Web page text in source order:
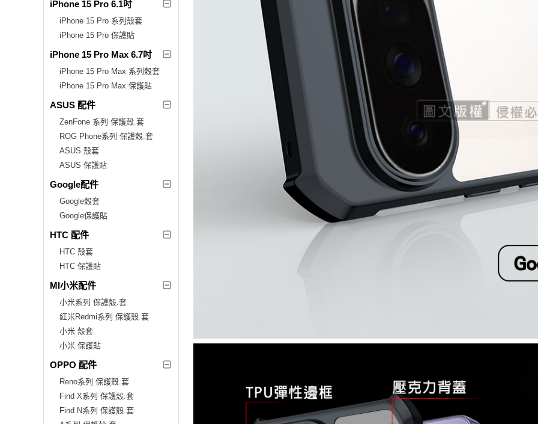
iPhone 15 Pro 6.1吋
iPhone 15 Pro 系列殼套
iPhone 15 Pro 保護貼
iPhone 15 Pro Max 6.7吋
iPhone 15 Pro Max 系列殼套
iPhone 15 Pro Max 保護貼
ASUS 配件
ZenFone 系列 保護殼.套
ROG Phone系列 保護殼.套
ASUS 殼套
ASUS 保護貼
Google配件
Google殼套
Google保護貼
HTC 配件
HTC 殼套
HTC 保護貼
MI小米配件
小米系列 保護殼.套
紅米Redmi系列 保護殼.套
小米 殼套
小米 保護貼
OPPO 配件
Reno系列 保護殼.套
Find X系列 保護殼.套
Find N系列 保護殼.套